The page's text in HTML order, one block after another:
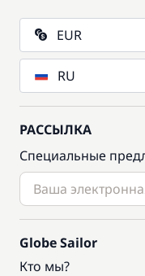
EUR
RU
РАССЫЛКА
Специальные
Globe Sailor
Кто мы?